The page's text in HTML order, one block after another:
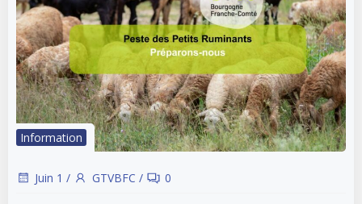
Information
Juin 1 / GTVBFC / 0